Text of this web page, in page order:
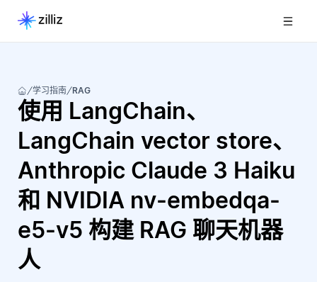
学习指南 RAG
使用 LangChain、
LangChain vector store、
Anthropic Claude 3 Haiku
和 NVIDIA nv-embedqa-
e5-v5 构建 RAG 聊天机器
人